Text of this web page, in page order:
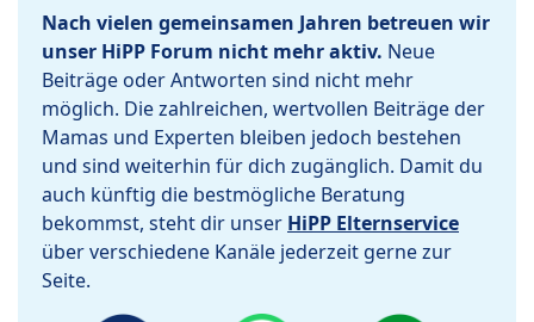
Nach vielen gemeinsamen Jahren betreuen wir
unser HiPP Forum nicht mehr aktiv. Neue
Beiträge oder Antworten sind nicht mehr
möglich. Die zahlreichen, wertvollen Beiträge der
Mamas und Experten bleiben jedoch bestehen
und sind weiterhin für dich zugänglich. Damit du
auch künftig die bestmögliche Beratung
bekommst, steht dir unser HiPP Elternservice
über verschiedene Kanäle jederzeit gerne zur
Seite.